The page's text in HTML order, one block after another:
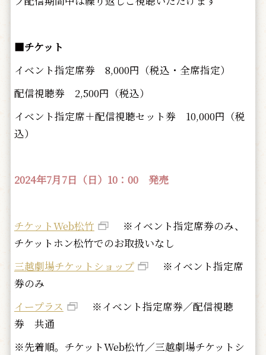
■チケット
イベント指定席券 8,000円（税込・全席指定）
配信視聴券 2,500円（税込）
イベント指定席＋配信視聴セット券 10,000円（税
込）
2024年7月7日（日）10：00 発売
チケットWeb松竹
※イベント指定席券のみ、
チケットホン松竹でのお取扱いなし
三越劇場チケットショップ
※イベント指定席
券のみ
イープラス
※イベント指定席券／配信視聴
券 共通
※先着順。チケットWeb松竹／三越劇場チケットシ